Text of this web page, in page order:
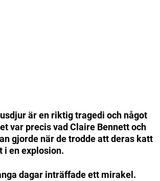
är en riktig tragedi och något
var precis vad Claire Bennett och
gjorde när de trodde att deras katt
i en explosion.
dagar inträffade ett mirakel.